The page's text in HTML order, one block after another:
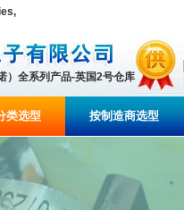
）全系列产品-英国2号仓库
类选型 按制造商选型